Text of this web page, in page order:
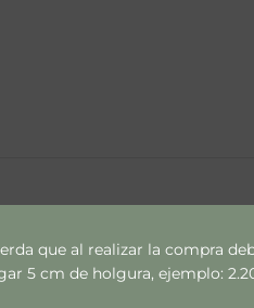
que al realizar la compra
5 cm de holgura, ejemplo: